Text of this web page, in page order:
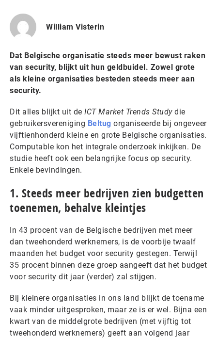
William Visterin
Dat Belgische organisatie steeds meer bewust raken
van security, blijkt uit hun geldbuidel. Zowel grote
als kleine organisaties besteden steeds meer aan
security.
Dit alles blijkt uit de ICT Market Trends Studydie
gebruikersvereniging Beltug organiseerde bij ongeveer
vijftienhonderd kleine en grote Belgische organisaties.
Computable kon het integrale onderzoek inkijken. De
studie heeft ook een belangrijke focus op security.
Enkele bevindingen.
1. Steeds meer bedrijven zien budgetten
toenemen, behalve kleintjes
In 43 procent van de Belgische bedrijven met meer
dan tweehonderd werknemers, is de voorbije twaalf
maanden het budget voor security gestegen. Terwijl
35 procent binnen deze groep aangeeft dat het budget
voor security dit jaar (verder) zal stijgen.
Bij kleinere organisaties in ons land blijkt de toename
vaak minder uitgesproken, maar ze is er wel. Bijna een
kwart van de middelgrote bedrijven (met vijftig tot
tweehonderd werknemers) geeft aan volgend jaar